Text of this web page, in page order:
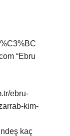
“Ebru
ebru-
kim-
kaç